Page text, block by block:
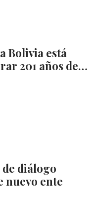
Bolivia está
201 años de…
diálogo
nuevo ente